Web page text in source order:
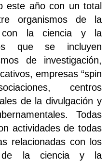
este año con un total
organismos de la
con la ciencia y la
que se incluyen
de investigación,
empresas “spin
centros
de la divulgación y
Todas
actividades de todas
relacionadas con los
de la ciencia y la